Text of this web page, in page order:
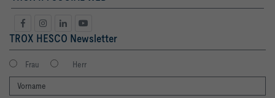
TROX HESCO Newsletter
Frau Herr